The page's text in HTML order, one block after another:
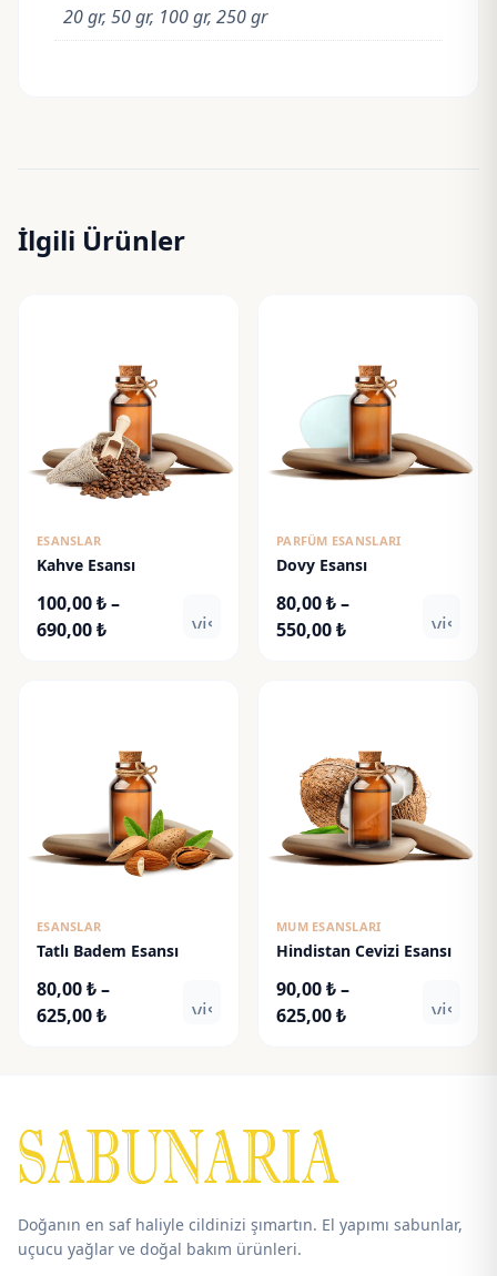
20 gr, 50 gr, 100 gr, 250 gr
İlgili Ürünler
ESANSLAR
Kahve Esansı
100,00₺–
690,00₺Fiyat
visibility
PARFÜM ESANSLARI
Dovy Esansı
80,00₺–
550,00₺Fiyat
ESANSLAR
Tatlı Badem Esansı
80,00₺–
625,00₺Fiyat
visibility
MUM ESANSLARI
Hindistan Cevizi Esansı
90,00₺–
625,00₺Fiyat
Doğanın en saf haliyle cildinizi şımartın. El yapımı sabunlar,
uçucu yağlar ve doğal bakım ürünleri.